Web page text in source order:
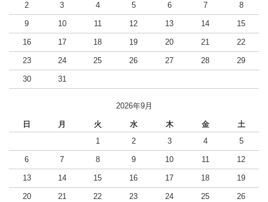
2 3 4 5 6 7 8
9 10 11 12 13 14 15
16 17 18 19 20 21 22
23 24 25 26 27 28 29
30 31
2026年9月
日 月 火 水 木 金
土
1
2 3 4 5
6 7 8 9 10 11 12
13 14 15 16 17 18 19
20 21 22 23 24 25 26